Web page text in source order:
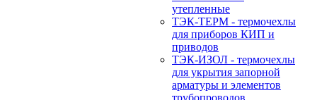
утепленные
ТЭК-ТЕРМ - термочехлы
для приборов КИП и
приводов
ТЭК-ИЗОЛ - термочехлы
для укрытия запорной
арматуры и элементов